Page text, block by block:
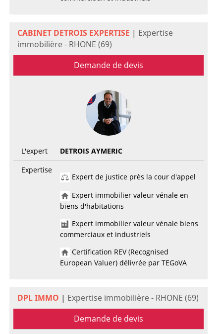
CABINET DETROIS EXPERTISE | Expertise
immobilière - RHONE (69)
Demande de devis
L'expert
DETROIS AYMERIC
Expertise
Expert de justice près la cour d'appel
Expert immobilier valeur vénale en
biens d'habitations
Expert immobilier valeur vénale biens
commerciaux et industriels
Certification REV (Recognised
European Valuer) délivrée par TEGoVA
DPL IMMO | Expertise immobilière - RHONE (69)
Demande de devis